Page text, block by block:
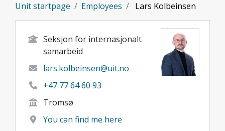
Unit startpage Employees Lars Kolbeinsen
Seksjon for internasjonalt
samarbeid
lars.kolbeinsen@uit.no
+47 77 64 60 93
Tromsø
You can find me here